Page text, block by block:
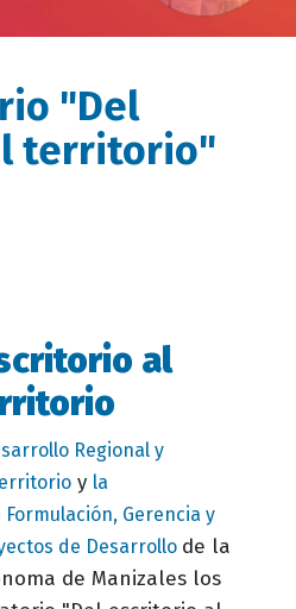
"Del
territorio"
al
Regional y
y la
Gerencia y
de Desarrollo de la
de Manizales los